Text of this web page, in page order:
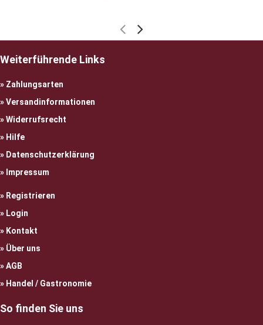
Weiterführende Links
Zahlungsarten
Versandinformationen
Widerrufsrecht
Hilfe
Datenschutzerklärung
Impressum
Registrieren
Login
Kontakt
Über uns
AGB
Handel / Gastronomie
So finden Sie uns